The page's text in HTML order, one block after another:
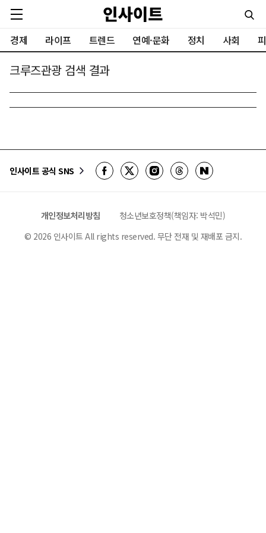
경제 라이프 트렌드 연예·문화 정치 사회
크루즈관광 검색 결과
인사이트 공식 SNS
개인정보처리방침
청소년보호정책(책임자: 박석민)
© 2026 인사이트 All rights reserved. 무단 전재 및 재배포 금지.